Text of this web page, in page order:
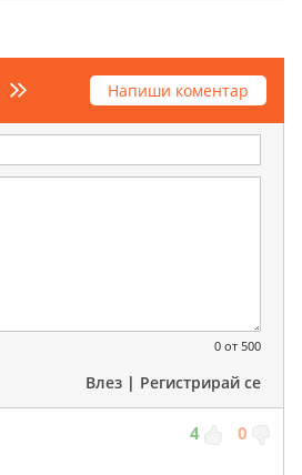
Напиши коментар
0 от 500
Влез | Регистрирай се
4 0